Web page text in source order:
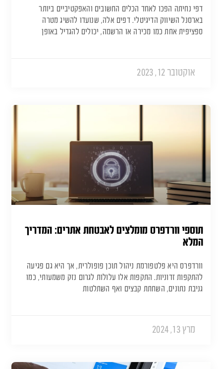
דפי נחיתה הפכו לאחד הכלים החשובים והאפקטיביים ביותר
בארסנל השיווק הדיגיטלי. דפים אלה, שנועדו להשיג מטרה
ספציפית אחת כמו מכירה או הרשמה, יכולים להגדיל באופן
אוקטובר 12, 2023
תוספי וורדפרס מומלצים לאבטחת אתרים: המדריך
המלא
וורדפרס היא פלטפורמת ניהול תוכן פופולרית, אך היא גם פגיעה
להתקפות זדוניות. התקפות אלו עלולות לגרום נזק משמעותי, כמו
גניבת נתונים, השחתת קבצים ואף השתלטות
מרץ 13, 2024